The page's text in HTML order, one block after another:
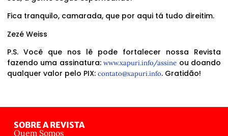
Fica tranquilo, camarada, que por aqui tá tudo direitim.
Zezé Weiss
P.S. Você que nos lê pode fortalecer nossa Revista
fazendo uma assinatura:www.xapuri.info/assine ou doando
qualquer valor pelo PIX: contato@xapuri.info. Gratidão!
SOBRE A REVISTA
Quem Somos